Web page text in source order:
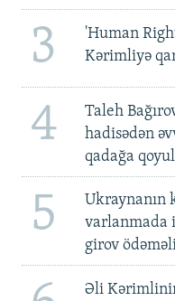
3
'Human
Kərimliyə
4
Taleh
hadisədən
qadağa
5
Ukraynanın
varlanmada
girov
Əli